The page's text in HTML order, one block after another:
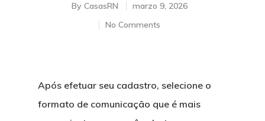
By CasasRN
marzo 9, 2026
No Comments
Após efetuar seu cadastro, selecione o
formato de comunicação que é mais